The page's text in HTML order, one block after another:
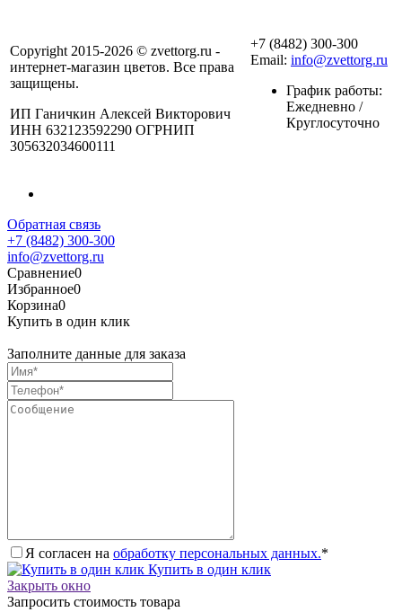
Copyright 2015-2026 © zvettorg.ru -
интернет-магазин цветов. Все права
защищены.
ИП Ганичкин Алексей Викторович
ИНН 632123592290 ОГРНИП
305632034600111
+7 (8482) 300-300
Email: info@zvettorg.ru
График работы:
Ежедневно /
Круглосуточно
Обратная связь
+7 (8482) 300-300
info@zvettorg.ru
Сравнение0
Избранное0
Корзина0
Купить в один клик
Заполните данные для заказа
Я согласен на обработку персональных данных.*
Купить в один клик
Закрыть окно
Запросить стоимость товара